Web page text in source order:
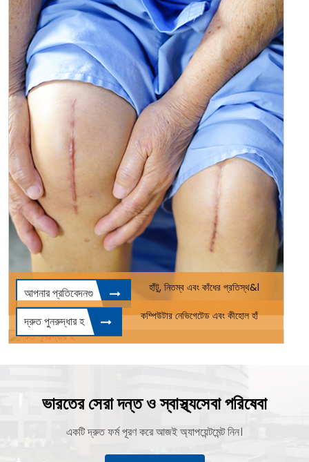
হাঁটু, নিতম্ব এবং কাঁধের প্রতিস্থ&l
আপনার প্রতিবেদনগু
কম্পিউটার নেভিগেটেড এবং কীহোল হাঁ
দ্রুত পুনরুদ্ধার হ
ভারতের সেরা দন্ত ও স্বাস্থ্যসেবা পরিষেবা
একটি দ্রুত ফর্ম পূরণ করে আজই অ্যাপয়েন্টমেন্ট নিন।